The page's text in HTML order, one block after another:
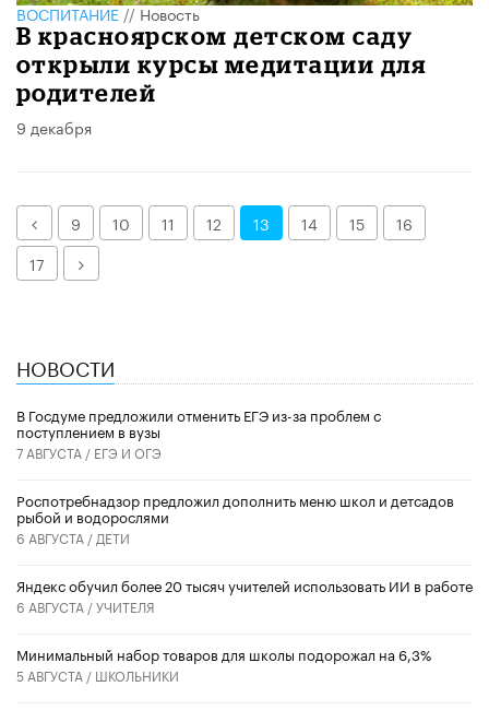
ВОСПИТАНИЕ//Новость
В красноярском детском саду
открыли курсы медитации для
родителей
9 декабря
Назад
9 10 11 12 13 14 15
16
17
Далее
НОВОСТИ
В Госдуме предложили отменить ЕГЭ из-за проблем с
поступлением в вузы
7 АВГУСТА / ЕГЭ И ОГЭ
Роспотребнадзор предложил дополнить меню школ и детсадов
рыбой и водорослями
6 АВГУСТА / ДЕТИ
​Яндекс обучил более 20 тысяч учителей использовать ИИ в работе
6 АВГУСТА /УЧИТЕЛЯ
Минимальный набор товаров для школы подорожал на 6,3%
5 АВГУСТА / ШКОЛЬНИКИ